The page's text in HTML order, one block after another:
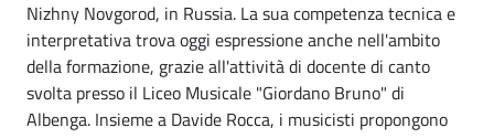
Nizhny Novgorod, in Russia. La sua competenza tecnica e
interpretativa trova oggi espressione anche nell'ambito
della formazione, grazie all'attività di docente di canto
svolta presso il Liceo Musicale "Giordano Bruno" di
Albenga. Insieme a Davide Rocca, i musicisti propongono